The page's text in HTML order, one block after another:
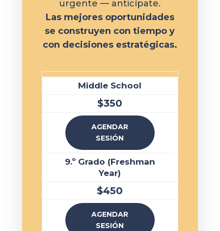
urgente — anticípate.
Las mejores oportunidades
se construyen con tiempo y
con decisiones estratégicas.
Middle School
$350
AGENDAR
SESIÓN
9.º Grado (Freshman
Year)
$450
AGENDAR
SESIÓN